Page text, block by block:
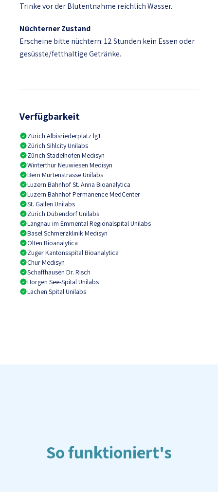
Trinke vor der Blutentnahme reichlich Wasser.
Nüchterner Zustand
Erscheine bitte nüchtern: 12 Stunden kein Essen oder
gesüsste/fetthaltige Getränke.
Verfügbarkeit
Zürich Albisriederplatz lg1
Zürich Sihlcity Unilabs
Zürich Stadelhofen Medisyn
Winterthur Neuwiesen Medisyn
Bern Murtenstrasse Unilabs
Luzern Bahnhof St. Anna Bioanalytica
Luzern Bahnhof Permanence MedCenter
St. Gallen Unilabs
Zürich Dübendorf Unilabs
Langnau im Emmental Regionalspital Unilabs
Basel Schmerzklinik Medisyn
Olten Bioanalytica
Zuger Kantonsspital Bioanalytica
Chur Medisyn
Schaffhausen Dr. Risch
Horgen See-Spital Unilabs
Lachen Spital Unilabs
So funktioniert's